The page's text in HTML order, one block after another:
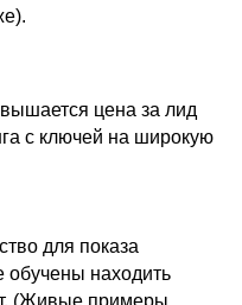
цена за лид
с ключей на широкую
для показа
находить
(Живые примеры